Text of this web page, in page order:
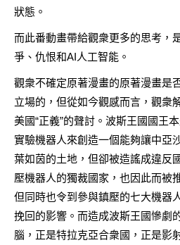
狀態。
而此番動畫帶給觀衆更多的思考，
爭、仇恨和AI人工智能。
觀衆不確定原著漫畫的原著漫畫是
立場的，但從如今觀感而言，觀衆
美國“正義”的聲討。波斯王國國王
實驗機器人來創造一個能夠讓中亞
葉如茵的土地，但卻被造謠成違反
壓機器人的獨裁國家，也因此而被
但同時也令到參與鎮壓的七大機器
挽回的影響。而造成波斯王國慘劇
腦，正是特拉克亞合衆國，正是影